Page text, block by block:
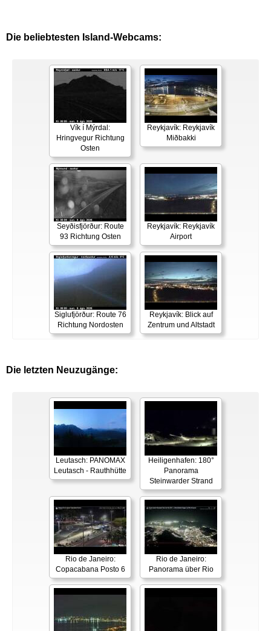
Die beliebtesten Island-Webcams:
Vík í Mýrdal:
Hringvegur Richtung
Osten
Reykjavík: Reykjavík
Miðbakki
Seyðisfjörður: Route
93 Richtung Osten
Reykjavík: Reykjavík
Airport
Siglufjörður: Route 76
Richtung Nordosten
Reykjavík: Blick auf
Zentrum und Altstadt
Die letzten Neuzugänge:
Leutasch: PANOMAX
Leutasch - Rauthhütte
Heiligenhafen: 180°
Panorama
Steinwarder Strand
Rio de Janeiro:
Copacabana Posto 6
Rio de Janeiro:
Panorama über Rio